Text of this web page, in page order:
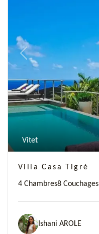
Previous
Vitet
Villa Casa Tigré
4 Chambres8 Couchages
Ishani AROLE